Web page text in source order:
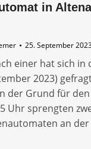
in
25. September
einer hat sich in
2023)
der Grund für
Uhr sprengten
an